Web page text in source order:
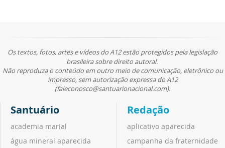
Os textos, fotos, artes e vídeos do A12 estão protegidos pela legislação
brasileira sobre direito autoral.
Não reproduza o conteúdo em outro meio de comunicação, eletrônico ou
impresso, sem autorização expressa do A12
(faleconosco@santuarionacional.com).
Santuário
academia marial
água mineral aparecida
Redação
aplicativo aparecida
campanha da fraternidade